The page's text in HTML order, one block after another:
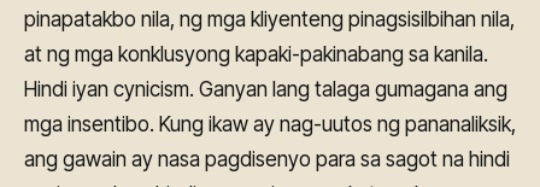
pinapatakbo nila, ng mga kliyenteng pinagsisilbihan nila,
at ng mga konklusyong kapaki-pakinabang sa kanila.
Hindi iyan cynicism. Ganyan lang talaga gumagana ang
mga insentibo. Kung ikaw ay nag-uutos ng pananaliksik,
ang gawain ay nasa pagdisenyo para sa sagot na hindi